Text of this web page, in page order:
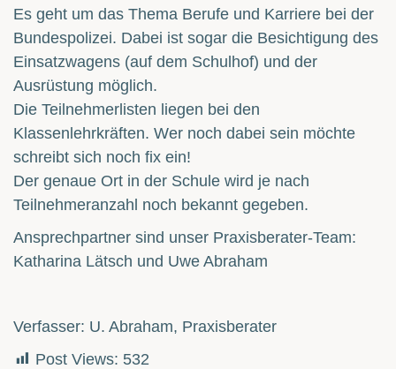
Es geht um das Thema Berufe und Karriere bei der
Bundespolizei. Dabei ist sogar die Besichtigung des
Einsatzwagens (auf dem Schulhof) und der
Ausrüstung möglich.
Die Teilnehmerlisten liegen bei den
Klassenlehrkräften. Wer noch dabei sein möchte
schreibt sich noch fix ein!
Der genaue Ort in der Schule wird je nach
Teilnehmeranzahl noch bekannt gegeben.
Ansprechpartner sind unser Praxisberater-Team:
Katharina Lätsch und Uwe Abraham
Verfasser: U. Abraham, Praxisberater
Post Views: 532